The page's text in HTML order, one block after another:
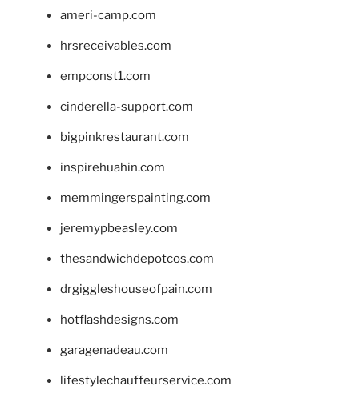
ameri-camp.com
hrsreceivables.com
empconst1.com
cinderella-support.com
bigpinkrestaurant.com
inspirehuahin.com
memmingerspainting.com
jeremypbeasley.com
thesandwichdepotcos.com
drgiggleshouseofpain.com
hotflashdesigns.com
garagenadeau.com
lifestylechauffeurservice.com